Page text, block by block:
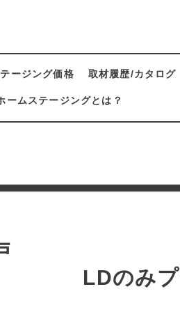
ージング価格 取材履歴/カタログ
ームステージングとは？
みプラ